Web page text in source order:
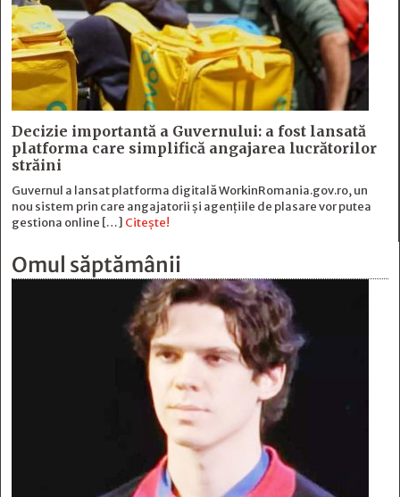
Decizie importantă a Guvernului: a fost lansată
platforma care simplifică angajarea lucrătorilor
străini
Guvernul a lansat platforma digitală WorkinRomania.gov.ro, un
nou sistem prin care angajatorii și agențiile de plasare vor putea
gestiona online […] Citește!
Omul săptămânii